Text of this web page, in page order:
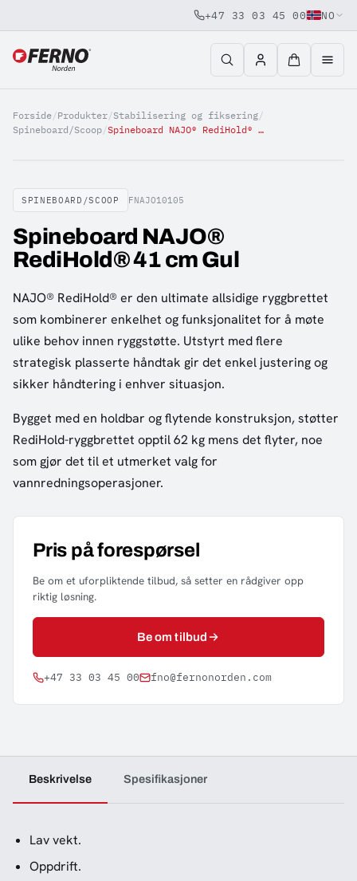
Jump to content
+47 33 03 45 00 NO
Forside/Produkter/Stabilisering og fiksering/
Spineboard/Scoop/ Spineboard NAJO® RediHold® 41 cm Gul
SPINEBOARD/SCOOP FNAJO10105
Spineboard NAJO®
RediHold® 41 cm Gul
NAJO® RediHold® er den ultimate allsidige ryggbrettet
som kombinerer enkelhet og funksjonalitet for å møte
ulike behov innen ryggstøtte. Utstyrt med flere
strategisk plasserte håndtak gir det enkel justering og
sikker håndtering i enhver situasjon.
Bygget med en holdbar og flytende konstruksjon, støtter
RediHold-ryggbrettet opptil 62 kg mens det flyter, noe
som gjør det til et utmerket valg for
vannredningsoperasjoner.
Pris på forespørsel
Be om et uforpliktende tilbud, så setter en rådgiver opp
riktig løsning.
Be om tilbud
+47 33 03 45 00 fno@fernonorden.com
Beskrivelse Spesifikasjoner
Lav vekt.
Oppdrift.